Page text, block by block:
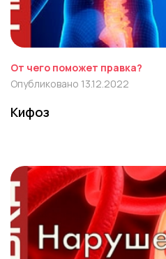
От чего поможет правка?
Опубликовано 13.12.2022
Кифоз